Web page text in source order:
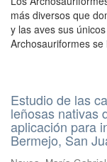
más diversos que
y las aves sus
Archosauriformes
Estudio de las
leñosas nativas
aplicación para
Bermejo, San